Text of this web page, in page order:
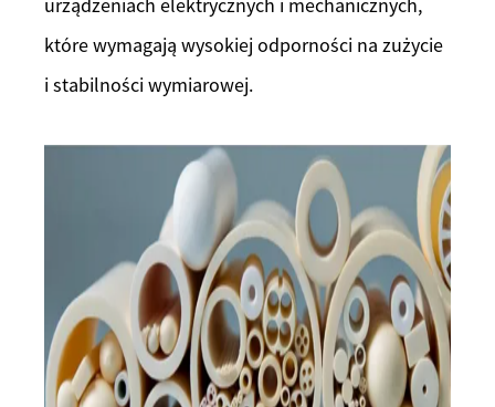
urządzeniach elektrycznych i mechanicznych,
które wymagają wysokiej odporności na zużycie
i stabilności wymiarowej.